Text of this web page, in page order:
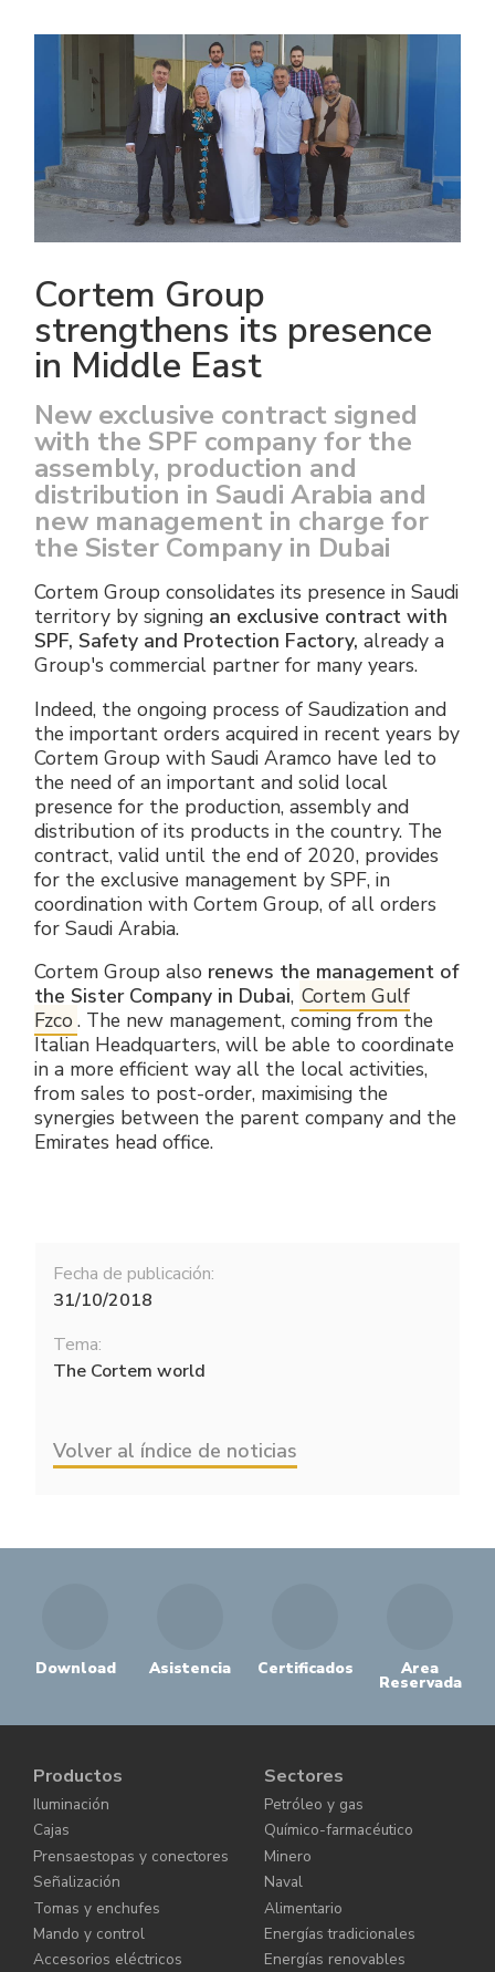
Cortem Group
strengthens its presence
in Middle East
New exclusive contract signed
with the SPF company for the
assembly, production and
distribution in Saudi Arabia and
new management in charge for
the Sister Company in Dubai
Cortem Group consolidates its presence in Saudi
territory by signing an exclusive contract with
SPF, Safety and Protection Factory, already a
Group's commercial partner for many years.
Indeed, the ongoing process of Saudization and
the important orders acquired in recent years by
Cortem Group with Saudi Aramco have led to
the need of an important and solid local
presence for the production, assembly and
distribution of its products in the country. The
contract, valid until the end of 2020, provides
for the exclusive management by SPF, in
coordination with Cortem Group, of all orders
for Saudi Arabia.
Cortem Group also renews the management of
the Sister Company in Dubai, Cortem Gulf
Fzco . The new management, coming from the
Italian Headquarters, will be able to coordinate
in a more efficient way all the local activities,
from sales to post-order, maximising the
synergies between the parent company and the
Emirates head office.
Fecha de publicación:
31/10/2018
Tema:
The Cortem world
Volver al índice de noticias
Download Asistencia Certificados Area
Reservada
Productos
Iluminación
Cajas
Prensaestopas y conectores
Señalización
Tomas y enchufes
Mando y control
Accesorios eléctricos
Sectores
Petróleo y gas
Químico-farmacéutico
Minero
Naval
Alimentario
Energías tradicionales
Energías renovables
Green energy Ex
Aspiradores
Serie estanca
Todos los productos
Instrucciones Tecnicas
Trabaja con nosotros
Hazte distribuidor nuestro
Reference list
Certificados de la empresa
Entrevistas y prensa
Galería y vídeos